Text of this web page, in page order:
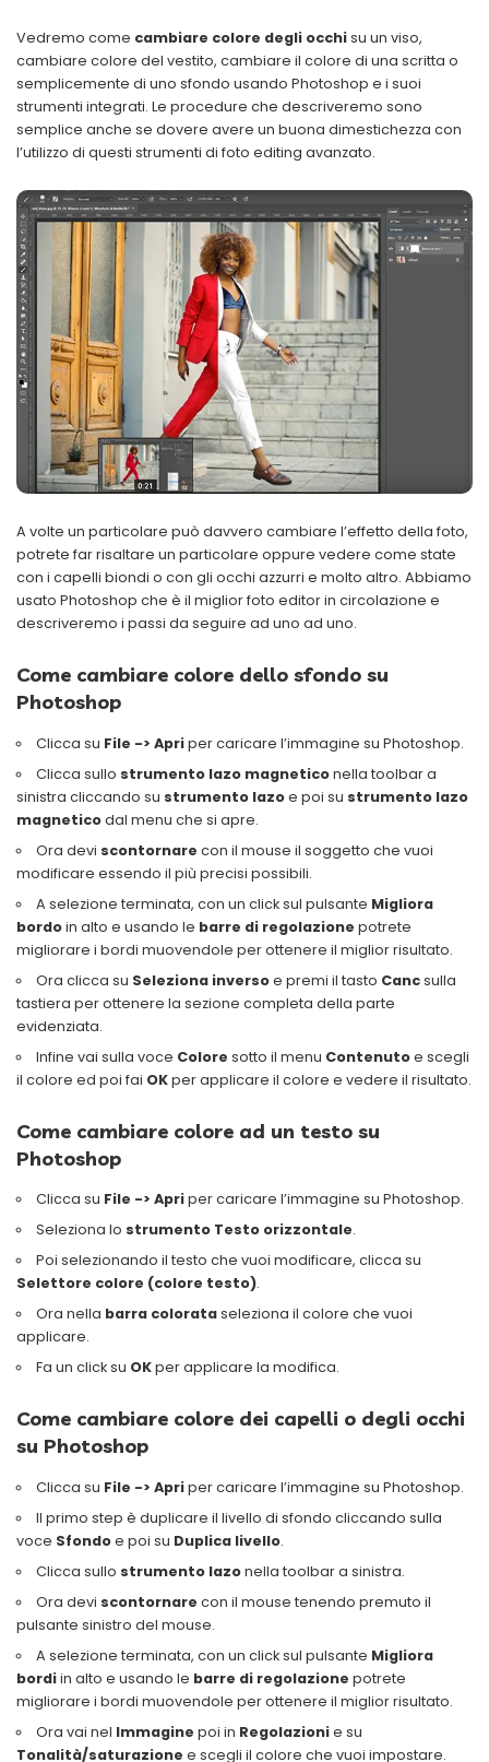
Vedremo come cambiare colore degli occhisu un viso,
cambiare colore del vestito, cambiare il colore di una scritta o
semplicemente di uno sfondo usando Photoshop e i suoi
strumenti integrati. Le procedure che descriveremo sono
semplice anche se dovere avere un buona dimestichezza con
l’utilizzo di questi strumenti di foto editing avanzato.
A volte un particolare può davvero cambiare l’effetto della foto,
potrete far risaltare un particolare oppure vedere come state
con i capelli biondi o con gli occhi azzurri e molto altro. Abbiamo
usato Photoshop che è il miglior foto editor in circolazione e
descriveremo i passi da seguire ad uno ad uno.
Come cambiare colore dello sfondo su
Photoshop
Clicca su File -> Apriper caricare l’immagine su Photoshop.
Clicca sullo strumento lazo magneticonella toolbar a
sinistra cliccando su strumento lazoe poi su strumento lazo
magneticodal menu che si apre.
Ora devi scontornare con il mouse il soggetto che vuoi
modificare essendo il più precisi possibili.
A selezione terminata, con un click sul pulsante Migliora
bordoin alto e usando le barre di regolazione potrete
migliorare i bordi muovendole per ottenere il miglior risultato.
Ora clicca su Seleziona inversoe premi il tasto Cancsulla
tastiera per ottenere la sezione completa della parte
evidenziata.
Infine vai sulla voce Colore sotto il menu Contenutoe scegli
il colore ed poi fai OKper applicare il colore e vedere il risultato.
Come cambiare colore ad un testo su
Photoshop
Clicca su File -> Apriper caricare l’immagine su Photoshop.
Seleziona lo strumento Testo orizzontale.
Poi selezionando il testo che vuoi modificare, clicca su
Selettore colore (colore testo).
Ora nella barra colorataseleziona il colore che vuoi
applicare.
Fa un click su OKper applicare la modifica.
Come cambiare colore dei capelli o degli occhi
su Photoshop
Clicca su File -> Apriper caricare l’immagine su Photoshop.
Il primo step è duplicare il livello di sfondo cliccando sulla
voce Sfondoe poi su Duplica livello.
Clicca sullo strumento lazonella toolbar a sinistra.
Ora devi scontornare con il mouse tenendo premuto il
pulsante sinistro del mouse.
A selezione terminata, con un click sul pulsante Migliora
bordiin alto e usando le barre di regolazione potrete
migliorare i bordi muovendole per ottenere il miglior risultato.
Ora vai nel Immagine poi in Regolazionie su
Tonalità/saturazione e scegli il colore che vuoi impostare.